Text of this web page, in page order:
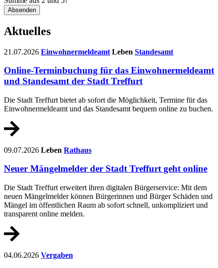
Absenden
Aktuelles
21.07.2026 Einwohnermeldeamt Leben Standesamt
Online-Terminbuchung für das Einwohnermeldeamt
und Standesamt der Stadt Treffurt
Die Stadt Treffurt bietet ab sofort die Möglichkeit, Termine für das
Einwohnermeldeamt und das Standesamt bequem online zu buchen.
09.07.2026 Leben Rathaus
Neuer Mängelmelder der Stadt Treffurt geht online
Die Stadt Treffurt erweitert ihren digitalen Bürgerservice: Mit dem
neuen Mängelmelder können Bürgerinnen und Bürger Schäden und
Mängel im öffentlichen Raum ab sofort schnell, unkompliziert und
transparent online melden.
04.06.2026 Vergaben